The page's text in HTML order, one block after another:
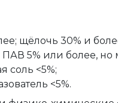
щёлочь 30% и
5% или более, но
соль <5%;
<5%.